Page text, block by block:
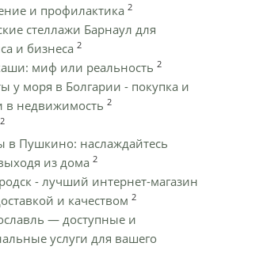
и профилактика 2
стеллажи Барнаул для
и бизнеса 2
миф или реальность 2
у моря в Болгарии - покупка и
в недвижимость 2
2
в Пушкино: наслаждайтесь
из дома 2
- лучший интернет-магазин
и качеством 2
— доступные и
услуги для вашего